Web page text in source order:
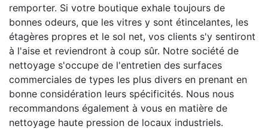
remporter. Si votre boutique exhale toujours de
bonnes odeurs, que les vitres y sont étincelantes, les
étagères propres et le sol net, vos clients s'y sentiront
à l'aise et reviendront à coup sûr. Notre société de
nettoyage s'occupe de l'entretien des surfaces
commerciales de types les plus divers en prenant en
bonne considération leurs spécificités. Nous nous
recommandons également à vous en matière de
nettoyage haute pression de locaux industriels.